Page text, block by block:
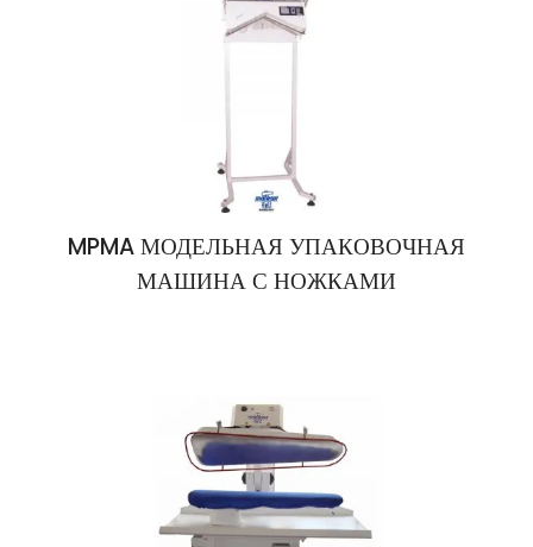
MPMA МОДЕЛЬНАЯ УПАКОВОЧНАЯ
МАШИНА С НОЖКАМИ